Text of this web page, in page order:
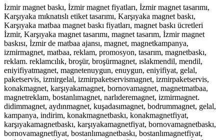
İzmir magnet baskı, İzmir magnet fiyatları, İzmir magnet tasarımı,
Karşıyaka mıknatıslı etiket tasarımı, Karşıyaka magnet baskı,
Karşıyaka matbaa magnet baskı fiyatları, magnet baskı ücretleri
İzmir, Karşıyaka magnet tasarımı, magnet tasarım, İzmir magnet
baskısı, İzmir de matbaa ajansı, magnet, magnetkampanya,
izmirmagnet, matbaa, reklam, promosyon, tasarım, magnetbaskı,
reklam. reklamcılık, broşür, broşürmagnet, ıslakmendil, mendil,
eniyifiyatmagnet, magnetenuygun, enuygun, eniyifiyat, gelal,
paketservis, izmirgelal, izmirpaketservismagnet, izmirpaketservis,
konakmagnet, karşıyakamagnet, bornovamagnet, magnetmatbaa,
magnetreklam, bostanlımagnet, narlıderemagnet, izmirmagnet.
didimmagnet, aydınmagnet, kuşadasımagnet, bodrummagnet, gelal,
kampanya, indirim, konakmagnetbaskı, konakmagnetfiyat,
karşıyakamagnetbaskı, karşıyakamagnetfiyat, bornovamagnetbaskı,
bornovamagnetfiyat, bostanlımagnetbaskı, bostanlımagnetfiyat,